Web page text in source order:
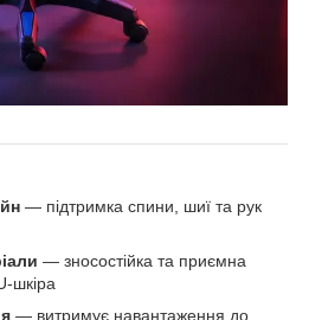
— підтримка спини, шиї та рук
— зносостійка та приємна
шкіра
— витримує навантаження до